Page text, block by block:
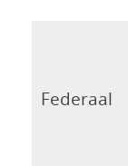
Federaal